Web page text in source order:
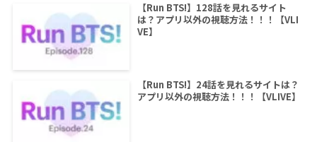
【Run BTS!】128話を見れるサイト
は？アプリ以外の視聴方法！！！【VLI
VE】
【Run BTS!】24話を見れるサイトは？
アプリ以外の視聴方法！！！【VLIVE】